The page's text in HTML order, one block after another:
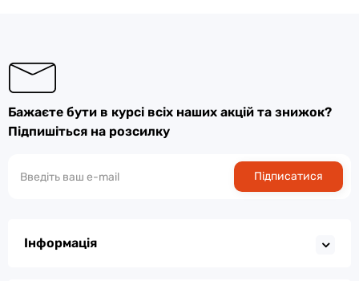
Бажаєте бути в курсі всіх наших акцій та знижок?
Підпишіться на розсилку
Підписатися
Інформація